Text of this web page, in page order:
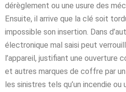
dérèglement ou une usure des
Ensuite, il arrive que la clé soit
impossible son insertion. Dans
électronique mal saisi peut
l’appareil, justifiant une
et autres marques de coffre par
les sinistres tels qu’un incendie ou